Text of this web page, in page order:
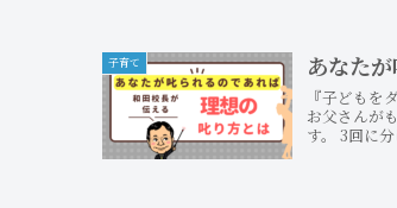
子育て あなた
『子どもを
お父さんが
す。 3回に